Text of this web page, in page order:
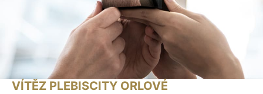
VÍTĚZ PLEBISCITY ORLOVÉ